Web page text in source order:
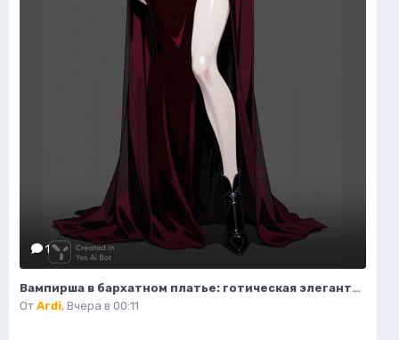
1
Вампирша в бархатном платье: готическая элегантность и таинственная красота ночи. Изображение из нейросети Flux Ai
От Ardi, Вчера в 00:11